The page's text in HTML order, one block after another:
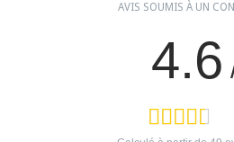
AVIS SOUMIS À UN
4.6